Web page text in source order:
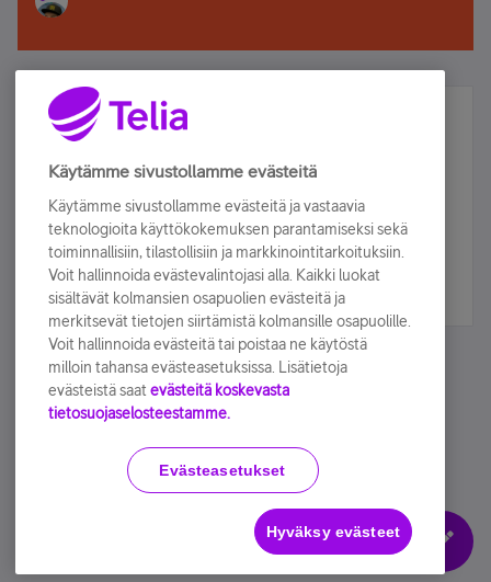
Älä jää paitsi – osallistu ja voita!
Tilaa Telian uutiskirje ja olet mukana arvonnassa.
sähköpostiisi.
Tilaa nyt
Käyttöehdot Accessibility statement
Evästeasetukset
Käytämme sivustollamme evästeitä
Käytämme sivustollamme evästeitä ja vastaavia
teknologioita käyttökokemuksen parantamiseksi sekä
toiminnallisiin, tilastollisiin ja markkinointitarkoituksiin.
Voit hallinnoida evästevalintojasi alla. Kaikki luokat
sisältävät kolmansien osapuolien evästeitä ja
merkitsevät tietojen siirtämistä kolmansille osapuolille.
Voit hallinnoida evästeitä tai poistaa ne käytöstä
milloin tahansa evästeasetuksissa. Lisätietoja
evästeistä saat evästeitä koskevasta
tietosuojaselosteestamme.
Evästeasetukset
Hyväksy evästeet